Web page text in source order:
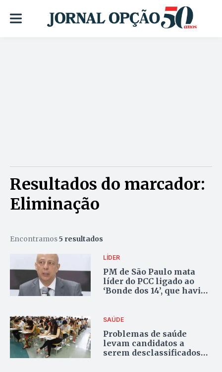
Resultados do marcador:
Eliminação
Encontramos5 resultados
LÍDER
PM de São Paulo mata
líder do PCC ligado ao
‘Bonde dos 14’, que havia
SAÚDE
Problemas de saúde
levam candidatos a
serem desclassificados